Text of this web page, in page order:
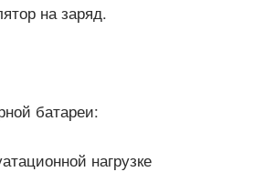
на заряд.
батареи:
нагрузке